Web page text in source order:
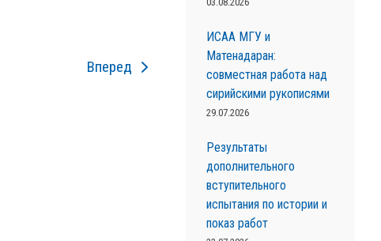
Вперед
ИСАА МГУ и
Матенадаран:
совместная работа над
сирийскими рукописями
29.07.2026
Результаты
дополнительного
вступительного
испытания по истории и
показ работ